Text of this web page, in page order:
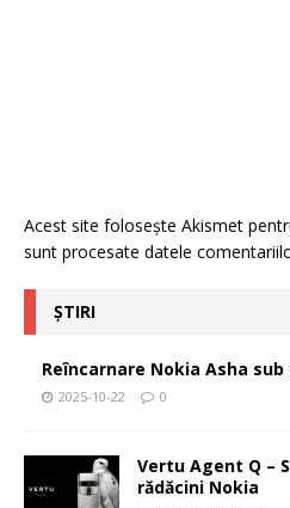
Acest site folosește Akismet
sunt procesate datele
ȘTIRI
Reîncarnare Nokia Asha
2025-10-22 0
Vertu Agent Q –
rădăcini Nokia